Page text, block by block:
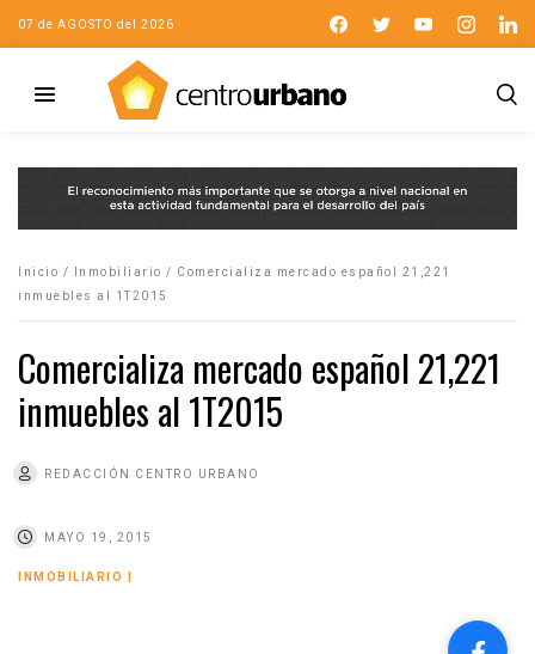
07 de AGOSTO del 2026
Inicio / Inmobiliario / Comercializa mercado español 21,221
inmuebles al 1T2015
Comercializa mercado español 21,221
inmuebles al 1T2015
REDACCIÓN CENTRO URBANO
MAYO 19, 2015
INMOBILIARIO